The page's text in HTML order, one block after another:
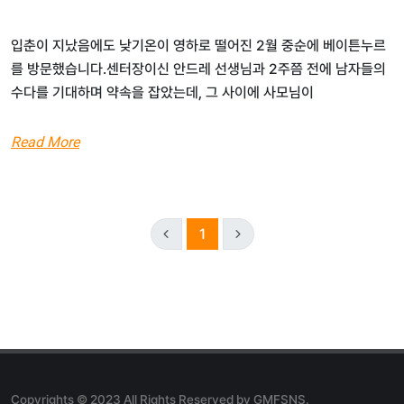
입춘이 지났음에도 낮기온이 영하로 떨어진 2월 중순에 베이튼누르
를 방문했습니다.센터장이신 안드레 선생님과 2주쯤 전에 남자들의
수다를 기대하며 약속을 잡았는데, 그 사이에 사모님이
Read More
1
Copyrights © 2023 All Rights Reserved by GMFSNS.